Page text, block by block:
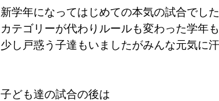
新学年になってはじめての本気の試合でした
カテゴリーが代わりルールも変わった学年
少し戸惑う子達もいましたがみんな元気に
子ども達の試合の後は